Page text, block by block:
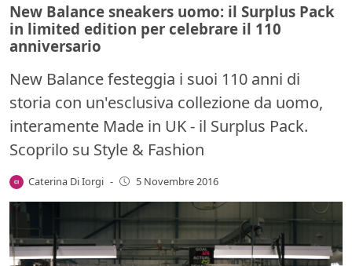
New Balance sneakers uomo: il Surplus Pack
in limited edition per celebrare il 110
anniversario
New Balance festeggia i suoi 110 anni di
storia con un'esclusiva collezione da uomo,
interamente Made in UK - il Surplus Pack.
Scoprilo su Style & Fashion
Caterina Di Iorgi - 5 Novembre 2016